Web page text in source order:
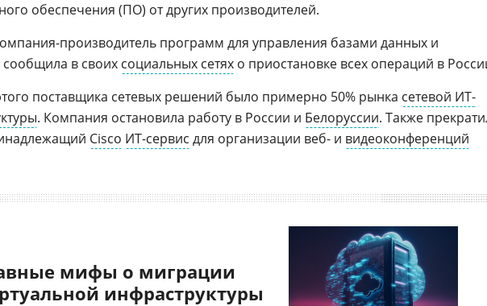
обеспечения (ПО) от других производителей.
производитель программ для управления базами данных и
сообщила в своих социальных сетях о приостановке всех операций в
поставщика сетевых решений было примерно 50% рынка сетевой ИТ-
. Компания остановила работу в России и Белоруссии. Также
Cisco ИТ-сервис для организации веб- и видеоконференций
мифы о миграции
инфраструктуры